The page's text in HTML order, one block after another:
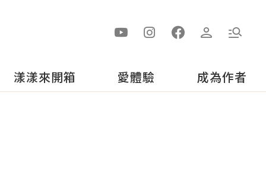
漾漾來開箱 愛體驗 成為作者